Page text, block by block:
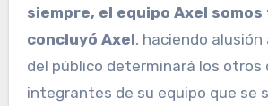
siempre, el equipo Axel
concluyó Axel, haciendo
del público determinará los otros
integrantes de su equipo que se